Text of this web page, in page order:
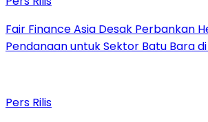
Fair Finance Asia Desak Perbankan
Pendanaan untuk Sektor Batu Bara di
Pers Rilis